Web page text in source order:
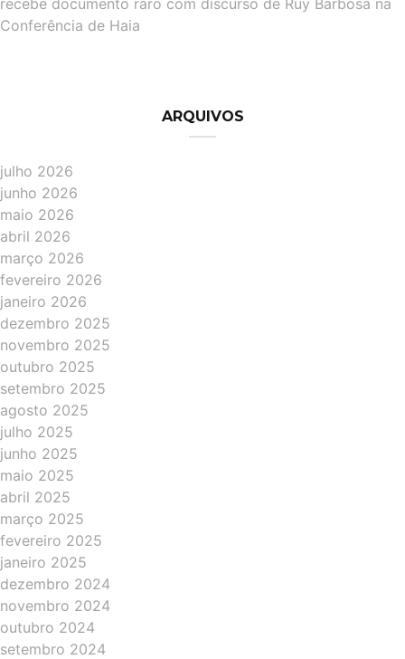
recebe documento raro com discurso de Ruy Barbosa na
Conferência de Haia
ARQUIVOS
julho 2026
junho 2026
maio 2026
abril 2026
março 2026
fevereiro 2026
janeiro 2026
dezembro 2025
novembro 2025
outubro 2025
setembro 2025
agosto 2025
julho 2025
junho 2025
maio 2025
abril 2025
março 2025
fevereiro 2025
janeiro 2025
dezembro 2024
novembro 2024
outubro 2024
setembro 2024